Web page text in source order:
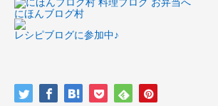
にほんブログ村
レシピブログに参加中♪